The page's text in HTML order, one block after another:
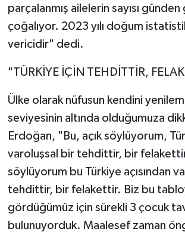
parçalanmış ailelerin sayısı günden
çoğalıyor. 2023 yılı doğum
vericidir" dedi.
"TÜRKİYE İÇİN TEHDİTTİR,
Ülke olarak nüfusun kendini
seviyesinin altında olduğumuza
Erdoğan, "Bu, açık söylüyorum,
varoluşsal bir tehdittir, bir
söylüyorum bu Türkiye açısından
tehdittir, bir felakettir. Biz bu
gördüğümüz için sürekli 3 çocuk
bulunuyorduk. Maalesef zaman